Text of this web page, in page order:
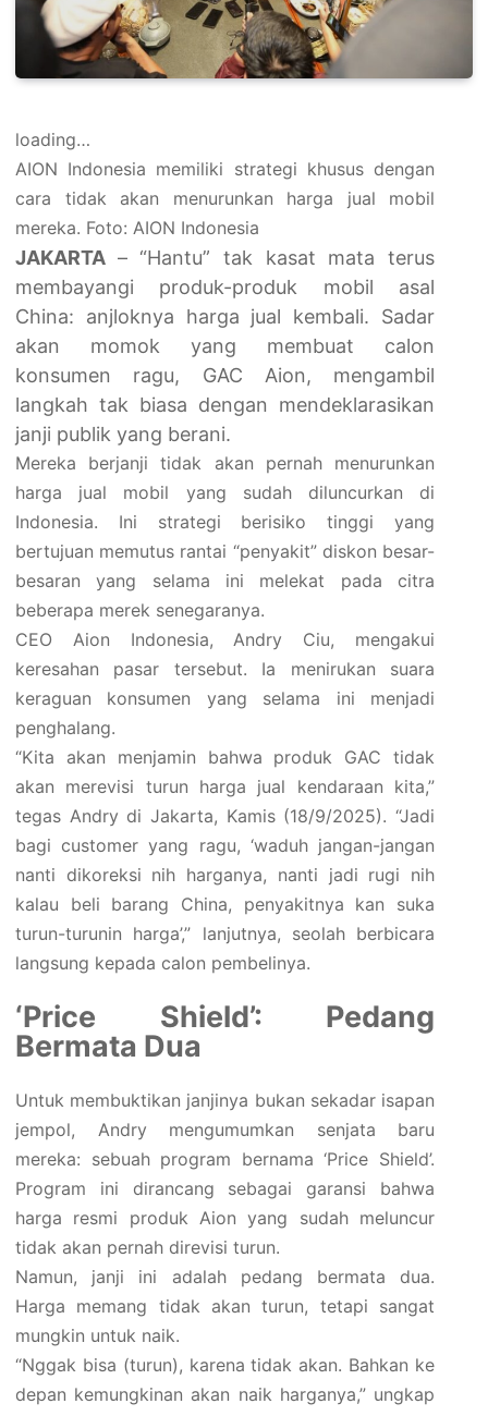
loading…
AION Indonesia memiliki strategi khusus dengan
cara tidak akan menurunkan harga jual mobil
mereka. Foto: AION Indonesia
JAKARTA – “Hantu” tak kasat mata terus
membayangi produk-produk mobil asal
China: anjloknya harga jual kembali. Sadar
akan momok yang membuat calon
konsumen ragu, GAC Aion, mengambil
langkah tak biasa dengan mendeklarasikan
janji publik yang berani.
Mereka berjanji tidak akan pernah menurunkan
harga jual mobil yang sudah diluncurkan di
Indonesia. Ini strategi berisiko tinggi yang
bertujuan memutus rantai “penyakit” diskon besar-
besaran yang selama ini melekat pada citra
beberapa merek senegaranya.
CEO Aion Indonesia, Andry Ciu, mengakui
keresahan pasar tersebut. Ia menirukan suara
keraguan konsumen yang selama ini menjadi
penghalang.
“Kita akan menjamin bahwa produk GAC tidak
akan merevisi turun harga jual kendaraan kita,”
tegas Andry di Jakarta, Kamis (18/9/2025). “Jadi
bagi customer yang ragu, ‘waduh jangan-jangan
nanti dikoreksi nih harganya, nanti jadi rugi nih
kalau beli barang China, penyakitnya kan suka
turun-turunin harga’,” lanjutnya, seolah berbicara
langsung kepada calon pembelinya.
‘Price Shield’: Pedang
Bermata Dua
Untuk membuktikan janjinya bukan sekadar isapan
jempol, Andry mengumumkan senjata baru
mereka: sebuah program bernama ‘Price Shield’.
Program ini dirancang sebagai garansi bahwa
harga resmi produk Aion yang sudah meluncur
tidak akan pernah direvisi turun.
Namun, janji ini adalah pedang bermata dua.
Harga memang tidak akan turun, tetapi sangat
mungkin untuk naik.
“Nggak bisa (turun), karena tidak akan. Bahkan ke
depan kemungkinan akan naik harganya,” ungkap